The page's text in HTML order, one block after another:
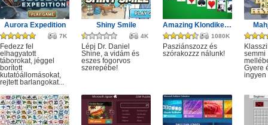
Aurora Expedition
7K
Fedezz fel
elhagyatott
táborokat, jéggel
borított
kutatóállomásokat,
rejtett barlangokat...
Shiny Smile
4K
Lépj Dr. Daniel
Shine, a vidám és
eszes fogorvos
szerepébe!
Amazing Klondike Solitaire
1080K
Pasziánszozz és
szórakozzz nálunk!
semmi
Gyere
ingyen